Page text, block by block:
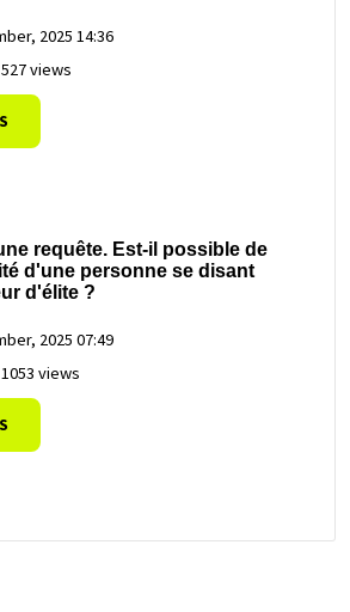
2025 14:36
527 views
requête. Est-il possible de
d'une personne se disant
d'élite ?
2025 07:49
1053 views